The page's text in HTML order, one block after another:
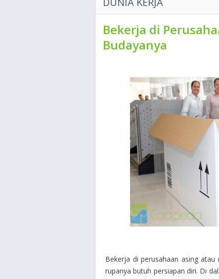
Bekerja di
Budayanya
Bekerja di perusahaan asing
rupanya butuh persiapan diri. Di